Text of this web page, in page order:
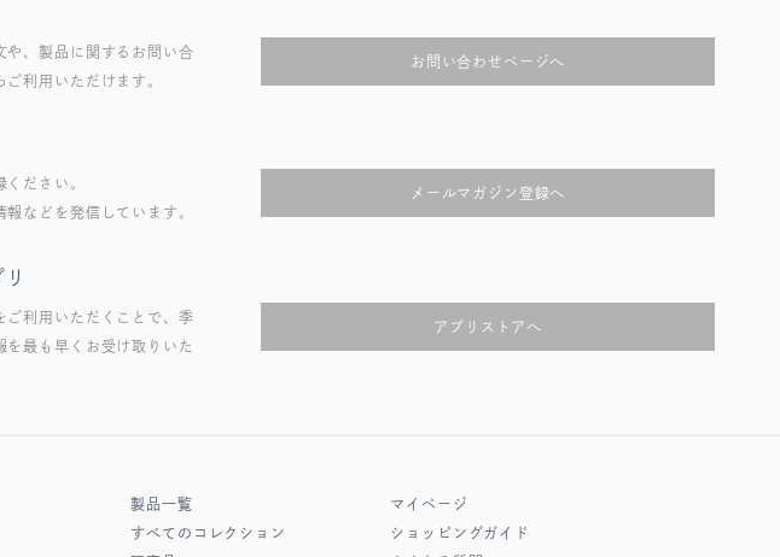
や、製品に関するお問い合
利用いただけます。
お問い合わせページへ
ください。
などを発信しています。
メールマガジン登録へ
ご利用いただくことで、季
を最も早くお受け取りいた
アプリストアへ
製品一覧
すべてのコレクション
マイページ
ショッピングガイド